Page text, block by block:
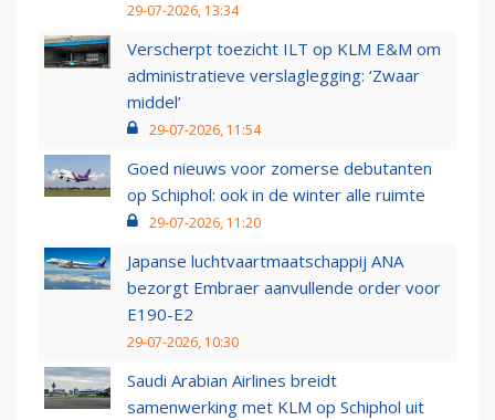
29-07-2026, 13:34
Verscherpt toezicht ILT op KLM E&M om
administratieve verslaglegging: ‘Zwaar
middel’
29-07-2026, 11:54
Goed nieuws voor zomerse debutanten
op Schiphol: ook in de winter alle ruimte
29-07-2026, 11:20
Japanse luchtvaartmaatschappij ANA
bezorgt Embraer aanvullende order voor
E190-E2
29-07-2026, 10:30
Saudi Arabian Airlines breidt
samenwerking met KLM op Schiphol uit